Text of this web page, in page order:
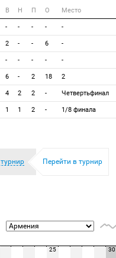
В Н П О Место
- - - - -
2 - - 6 -
- - - - -
6 - 2 18 2
4 2 2 - Четвертьфинал
1 1 2 - 1/8 финала
Перейти в турнир
25 30